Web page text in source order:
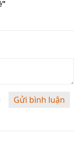
Gửi bình luận